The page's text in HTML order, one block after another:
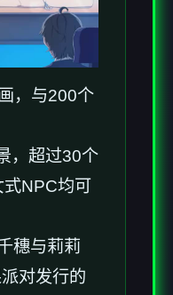
，与200个
，超过30个
NPC均可
穗与莉莉
对发行的